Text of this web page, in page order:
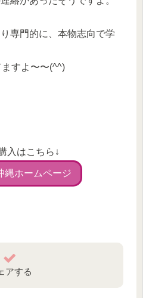
専門的に、本物志向で学
すよ〜〜(^^)
入はこちら↓
縄ホームページ
アする